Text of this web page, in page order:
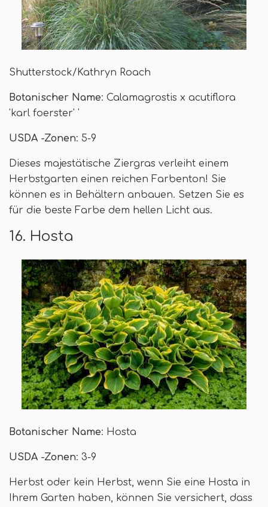
Shutterstock/Kathryn Roach
Botanischer Name: Calamagrostis x acutiflora
'karl foerster' '
USDA -Zonen: 5-9
Dieses majestätische Ziergras verleiht einem
Herbstgarten einen reichen Farbenton! Sie
können es in Behältern anbauen. Setzen Sie es
für die beste Farbe dem hellen Licht aus.
16. Hosta
Botanischer Name: Hosta
USDA -Zonen: 3-9
Herbst oder kein Herbst, wenn Sie eine Hosta in
Ihrem Garten haben, können Sie versichert, dass